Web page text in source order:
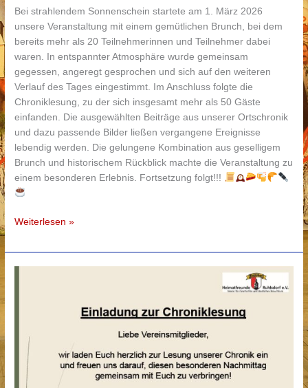
Bei strahlendem Sonnenschein startete am 1. März 2026
unsere Veranstaltung mit einem gemütlichen Brunch, bei dem
bereits mehr als 20 Teilnehmerinnen und Teilnehmer dabei
waren. In entspannter Atmosphäre wurde gemeinsam
gegessen, angeregt gesprochen und sich auf den weiteren
Verlauf des Tages eingestimmt. Im Anschluss folgte die
Chroniklesung, zu der sich insgesamt mehr als 50 Gäste
einfanden. Die ausgewählten Beiträge aus unserer Ortschronik
und dazu passende Bilder ließen vergangene Ereignisse
lebendig werden. Die gelungene Kombination aus geselligem
Brunch und historischem Rückblick machte die Veranstaltung zu
einem besonderen Erlebnis. Fortsetzung folgt!!!
am
1.
Weiterlesen »